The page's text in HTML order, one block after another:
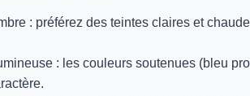
: préférez des teintes claires et
: les couleurs soutenues (bleu